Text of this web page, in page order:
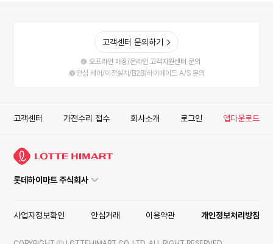
고객센터 문의하기
오프라인 매장/온라인 고객지원센터 문의
안심 케어/이전설치/B2B/하이메이드 A/S 문의
고객센터 가전수리 접수 회사소개 로그인 앱다운로드
롯데하이마트 주식회사
사업자정보확인 안심거래 이용약관 개인정보처리방침